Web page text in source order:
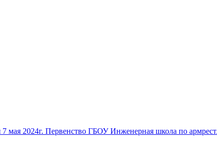
7 мая 2024г. Первенство ГБОУ Инженерная школа по